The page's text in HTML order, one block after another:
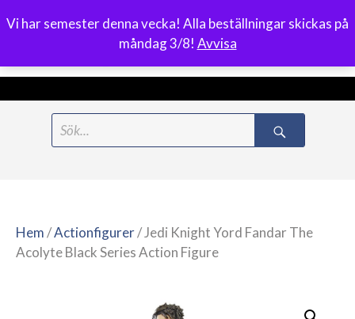
Vi har semester denna vecka! Alla beställningar skickas på
måndag 3/8! Avvisa
0
Meny
Hem/Actionfigurer/ Jedi Knight Yord Fandar The
Acolyte Black Series Action Figure